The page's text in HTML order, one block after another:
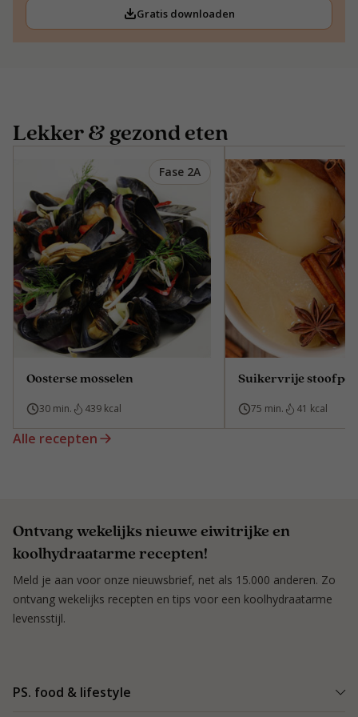
Gratis downloaden
Lekker & gezond eten
Fase 2A
Oosterse mosselen
30 min. 439 kcal
Suikervrije
75 min. 41 kcal
Alle recepten
Ontvang wekelijks nieuwe eiwitrijke en
koolhydraatarme recepten!
Meld je aan voor onze nieuwsbrief, net als 15.000 anderen. Zo
ontvang wekelijks recepten en tips voor een koolhydraatarme
levensstijl.
PS. food & lifestyle